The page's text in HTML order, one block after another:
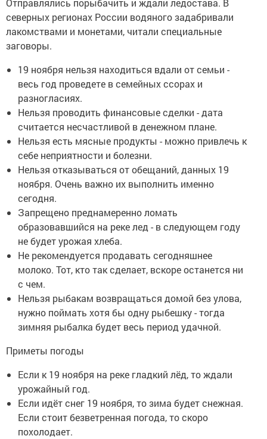
Отправлялись порыбачить и ждали ледостава. В
северных регионах России водяного задабривали
лакомствами и монетами, читали специальные
заговоры.
19 ноября нельзя находиться вдали от семьи -
весь год проведете в семейных ссорах и
разногласиях.
Нельзя проводить финансовые сделки - дата
считается несчастливой в денежном плане.
Нельзя есть мясные продукты - можно привлечь к
себе неприятности и болезни.
Нельзя отказываться от обещаний, данных 19
ноября. Очень важно их выполнить именно
сегодня.
Запрещено преднамеренно ломать
образовавшийся на реке лед - в следующем году
не будет урожая хлеба.
Не рекомендуется продавать сегодняшнее
молоко. Тот, кто так сделает, вскоре останется ни
с чем.
Нельзя рыбакам возвращаться домой без улова,
нужно поймать хотя бы одну рыбешку - тогда
зимняя рыбалка будет весь период удачной.
Приметы погоды
Если к 19 ноября на реке гладкий лёд, то ждали
урожайный год.
Если идёт снег 19 ноября, то зима будет снежная.
Если стоит безветренная погода, то скоро
похолодает.